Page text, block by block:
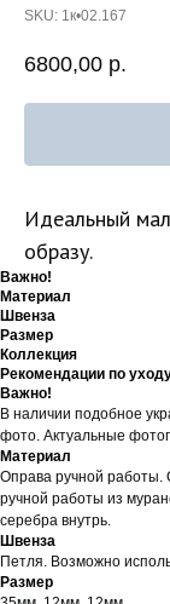
SKU: 1к•02.167
6800,00 р.
Идеальный
образу.
Важно!
Материал
Швенза
Размер
Коллекция
Рекомендации по
Важно!
В наличии подобное
фото. Актуальные
Материал
Оправа ручной работы.
ручной работы из
серебра внутрь.
Швенза
Петля. Возможно
Размер